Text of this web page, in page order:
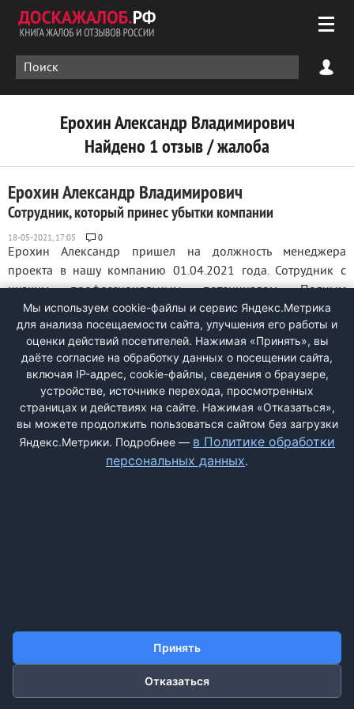
Ерохин Александр Владимирович
Найдено 1 отзыв / жалоба
Ерохин Александр Владимирович
Сотрудник, который принес убытки компании
0
Ерохин Александр пришел на должность менеджера
проекта в нашу компанию 01.04.2021 года. Сотрудник с
низким профессиональным потенциалом. Полным
отсутствием системности. Пренебрежительно относился к
своим прямым обязанностям – это выражалось в
несоблюдении поручений, в низком качестве работы и в ...
ДОБАВИТЬ ЖАЛОБУ
КОНТАКТЫ
Мы используем cookie-файлы и сервис Яндекс.Метрика
для анализа посещаемости сайта, улучшения его работы и
оценки действий посетителей. Нажимая «Принять», вы
даёте согласие на обработку данных о посещении сайта,
включая IP-адрес, cookie-файлы, сведения о браузере,
устройстве, источнике перехода, просмотренных
страницах и действиях на сайте. Нажимая «Отказаться»,
вы можете продолжить пользоваться сайтом без загрузки
Яндекс.Метрики. Подробнее — в Политике обработки
персональных данных.
Принять
Отказаться